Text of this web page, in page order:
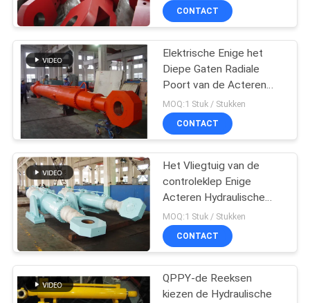
OFFERTE
SITEMAP
PRIVACYBELEID
Hydraulische
CONTACT
Elektrische Enige het
Diepe Gaten Radiale
Poort van de Acteren
Hydraulische Cilinder
voor Torenkraan
MOQ:1 Stuk / Stukken
CONTACT
Het Vliegtuig van de
controleklep Enige
Acteren Hydraulische
Cilinder Één Manier
Hydraulische Cilinder
MOQ:1 Stuk / Stukken
CONTACT
QPPY-de Reeksen
kiezen de Hydraulische